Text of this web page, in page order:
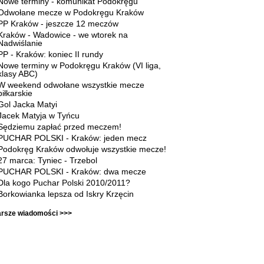
mecze w Podokręgu Kraków
Kraków - jeszcze 12 meczów
- Wadowice - we wtorek na
- Kraków: koniec II rundy
terminy w Podokręgu Kraków (VI liga,
ABC)
weekend odwołane wszystkie mecze
Jacka Matyi
Matyja w Tyńcu
zapłać przed meczem!
POLSKI - Kraków: jeden mecz
Kraków odwołuje wszystkie mecze!
marca: Tyniec - Trzebol
POLSKI - Kraków: dwa mecze
kogo Puchar Polski 2010/2011?
lepsza od Iskry Krzęcin
wiadomości >>>